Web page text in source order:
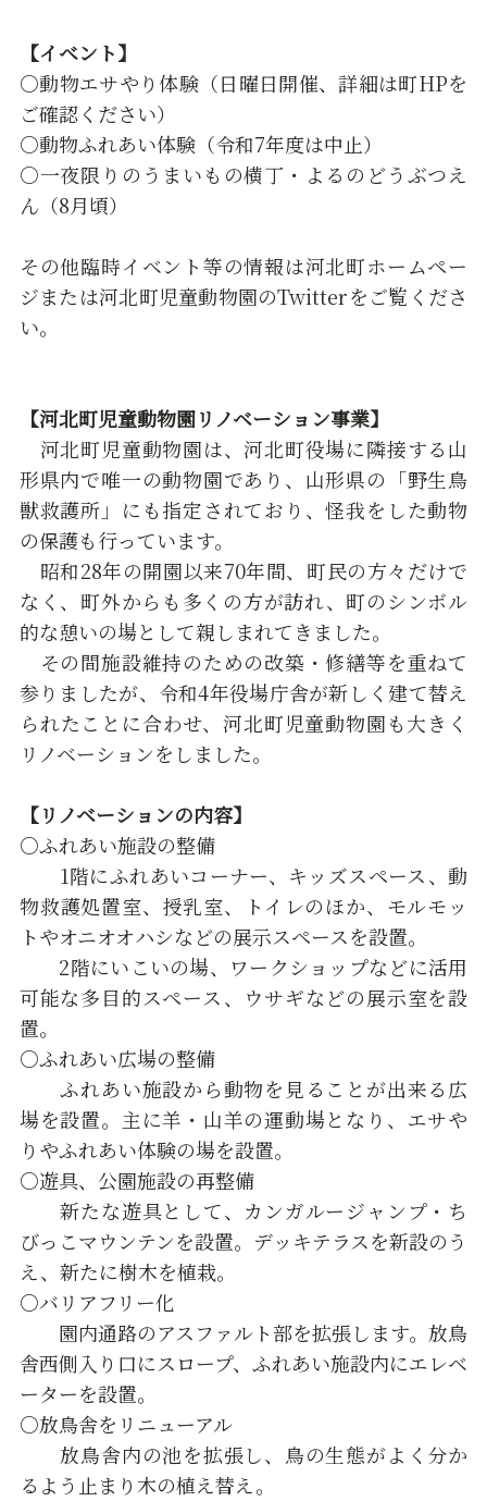
【イベント】
○動物エサやり体験（日曜日開催、詳細は町HPを
ご確認ください）
○動物ふれあい体験（令和7年度は中止）
○一夜限りのうまいもの横丁・よるのどうぶつえ
ん（8月頃）
その他臨時イベント等の情報は河北町ホームペー
ジまたは河北町児童動物園のTwitterをご覧くださ
い。
【河北町児童動物園リノベーション事業】
河北町児童動物園は、河北町役場に隣接する山
形県内で唯一の動物園であり、山形県の「野生鳥
獣救護所」にも指定されており、怪我をした動物
の保護も行っています。
昭和28年の開園以来70年間、町民の方々だけで
なく、町外からも多くの方が訪れ、町のシンボル
的な憩いの場として親しまれてきました。
その間施設維持のための改築・修繕等を重ねて
参りましたが、令和4年役場庁舎が新しく建て替え
られたことに合わせ、河北町児童動物園も大きく
リノベーションをしました。
【リノベーションの内容】
○ふれあい施設の整備
1階にふれあいコーナー、キッズスペース、動
物救護処置室、授乳室、トイレのほか、モルモッ
トやオニオオハシなどの展示スペースを設置。
2階にいこいの場、ワークショップなどに活用
可能な多目的スペース、ウサギなどの展示室を設
置。
○ふれあい広場の整備
ふれあい施設から動物を見ることが出来る広
場を設置。主に羊・山羊の運動場となり、エサや
りやふれあい体験の場を設置。
○遊具、公園施設の再整備
新たな遊具として、カンガルージャンプ・ち
びっこマウンテンを設置。デッキテラスを新設のう
え、新たに樹木を植栽。
○バリアフリー化
園内通路のアスファルト部を拡張します。放鳥
舎西側入り口にスロープ、ふれあい施設内にエレベ
ーターを設置。
○放鳥舎をリニューアル
放鳥舎内の池を拡張し、鳥の生態がよく分か
るよう止まり木の植え替え。